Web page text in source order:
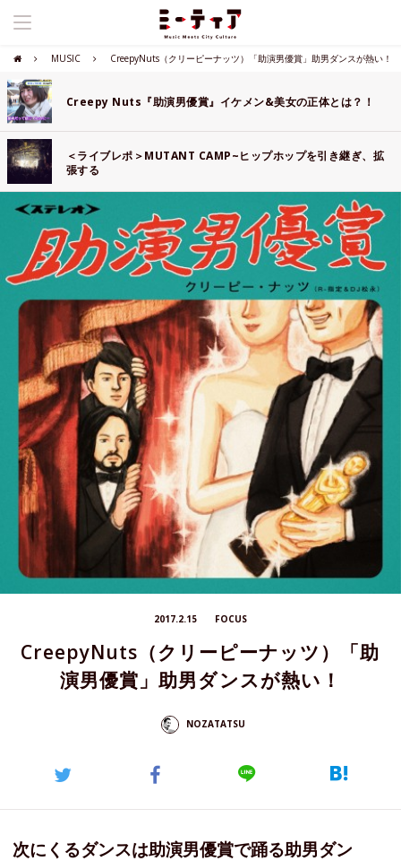
MUSIC CreepyNuts（クリーピーナッツ）「助演男優賞」助男ダンスが熱い！
Creepy Nuts『助演男優賞』イケメン&美女の正体とは？！
＜ライブレポ＞MUTANT CAMP~ヒップホップを引き継ぎ、拡
張する
2017.2.15 FOCUS
CreepyNuts（クリーピーナッツ）「助
演男優賞」助男ダンスが熱い！
NOZATATSU
次にくるダンスは助演男優賞で踊る助男ダン